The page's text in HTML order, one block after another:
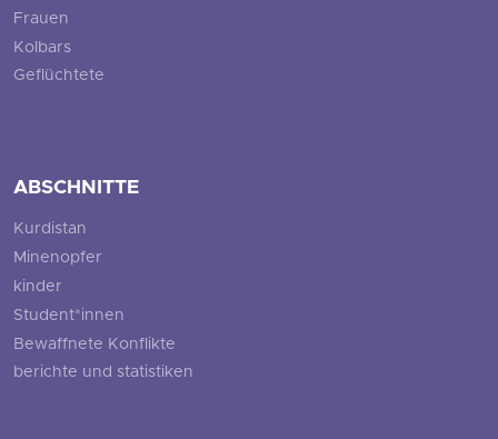
Frauen
Kolbars
Geflüchtete
ABSCHNITTE
Kurdistan
Minenopfer
kinder
Student*innen
Bewaffnete Konflikte
berichte und statistiken